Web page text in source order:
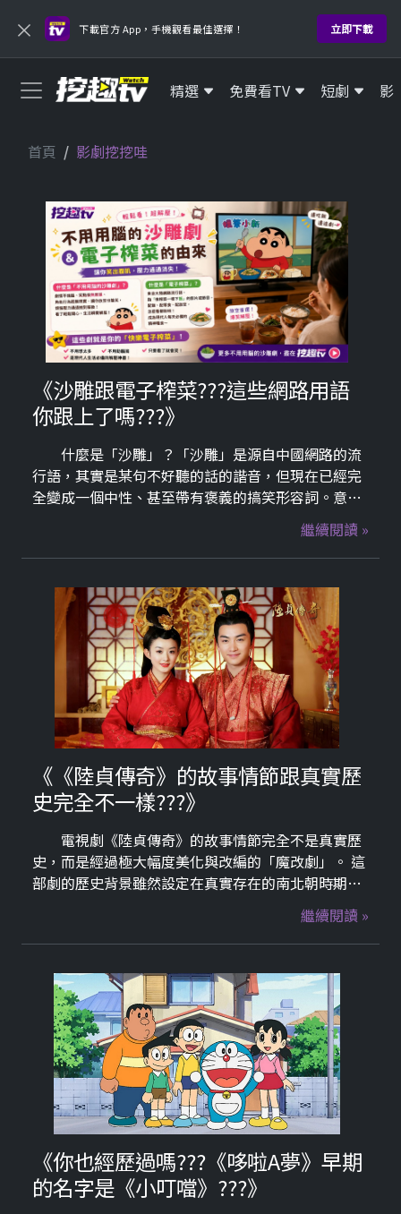
× 下載官方 App，手機觀看最佳選擇！ 立即下載
精選 免費看TV 短劇 影
首頁 影劇挖挖哇
《沙雕跟電子榨菜???這些網路用語
你跟上了嗎???》
什麼是「沙雕」？「沙雕」是源自中國網路的流
行語，其實是某句不好聽的話的諧音，但現在已經完
全變成一個中性、甚至帶有褒義的搞笑形容詞。意
思：搞笑、愚蠢、無厘頭、大智若愚、讓人哭笑不
繼續閱讀 »
《《陸貞傳奇》的故事情節跟真實歷
史完全不一樣???》
電視劇《陸貞傳奇》的故事情節完全不是真實歷
史，而是經過極大幅度美化與改編的「魔改劇」。 這
部劇的歷史背景雖然設定在真實存在的南北朝時期
「北齊」王朝（西元550年－577年），但劇中男女主
角的性格、所作所為，與歷史真相完全相反。真實歷
史上的男女主角原型，其實是中國歷史上非常著名的
昏君與妖后：
繼續閱讀 »
《你也經歷過嗎???《哆啦A夢》早期
的名字是《小叮噹》???》